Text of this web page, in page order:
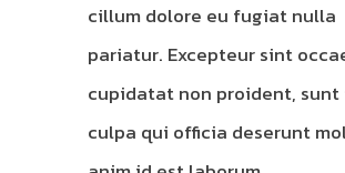
cillum dolore eu fugiat nulla
pariatur. Excepteur sint
cupidatat non proident, sunt
culpa qui officia deserunt